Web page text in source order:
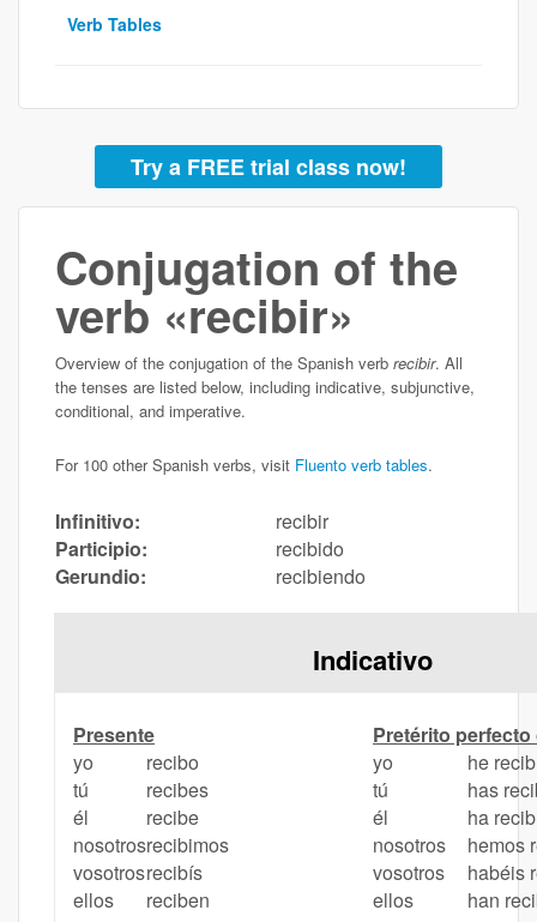
Verb Tables
Try a FREE trial class now!
Conjugation of the
verb «recibir»
Overview of the conjugation of the Spanish verb recibir. All
the tenses are listed below, including indicative, subjunctive,
conditional, and imperative.
For 100 other Spanish verbs, visit Fluento verb tables.
Infinitivo:
recibir
Participio:
recibido
Gerundio:
recibiendo
Indicativo
Presente
yo
recibo
tú
recibes
él
recibe
nosotrosrecibimos
vosotrosrecibís
ellos
reciben
Pretérito
yo
he
tú
has
él
ha
nosotros
hemos
vosotros
habéis
ellos
han